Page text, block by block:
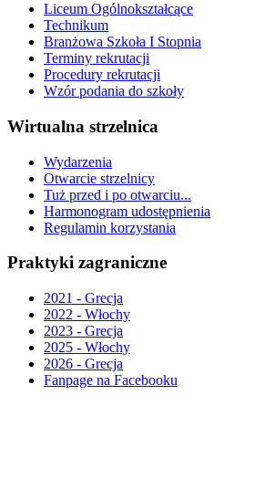
Liceum Ogólnokształcące
Technikum
Branżowa Szkoła I Stopnia
Terminy rekrutacji
Procedury rekrutacji
Wzór podania do szkoły
Wirtualna strzelnica
Wydarzenia
Otwarcie strzelnicy
Tuż przed i po otwarciu...
Harmonogram udostępnienia
Regulamin korzystania
Praktyki zagraniczne
2021 - Grecja
2022 - Włochy
2023 - Grecja
2025 - Włochy
2026 - Grecja
Fanpage na Facebooku